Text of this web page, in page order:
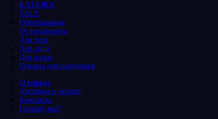
КАТАЛОГ
SALE
Обертывания
От целлюлита
Для тела
Для лица
Для волос
Одежда для похудения
О марках
Доставка и оплата
Контакты
Почему мы?